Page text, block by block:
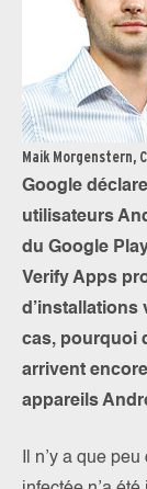
Maik Morgenstern,
Google
utilisateurs
du Google
Verify Apps
d’installations
cas, pourquoi
arrivent
appareils
Il n’y a que